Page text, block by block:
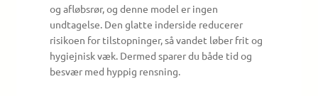
og afløbsrør, og denne model er ingen
undtagelse. Den glatte inderside reducerer
risikoen for tilstopninger, så vandet løber frit og
hygiejnisk væk. Dermed sparer du både tid og
besvær med hyppig rensning.